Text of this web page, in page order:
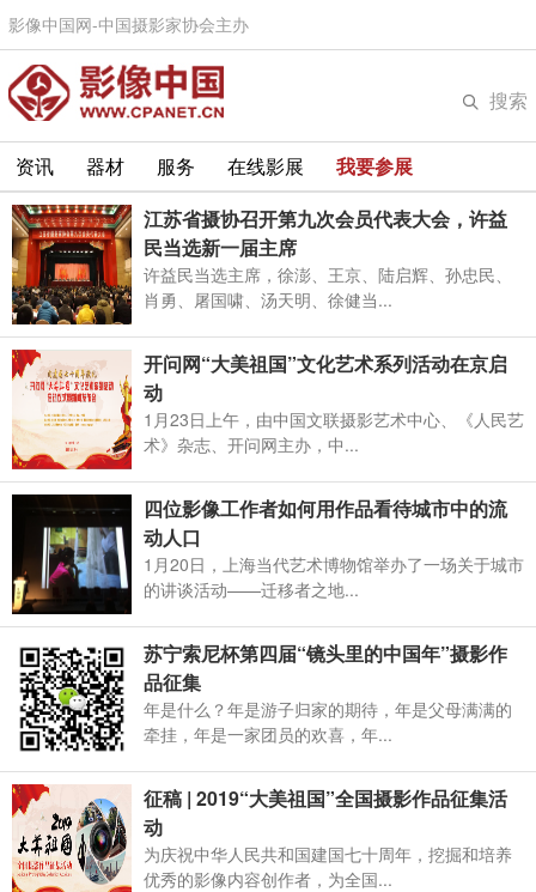
影像中国网-中国摄影家协会主办
搜索
资讯 器材 服务 在线影展
我要参展
江苏省摄协召开第九次会员代表大会，许益
民当选新一届主席
许益民当选主席，徐澎、王京、陆启辉、孙忠民、
肖勇、屠国啸、汤天明、徐健当...
开问网“大美祖国”文化艺术系列活动在京启
动
1月23日上午，由中国文联摄影艺术中心、《人民艺
术》杂志、开问网主办，中...
四位影像工作者如何用作品看待城市中的流
动人口
1月20日，上海当代艺术博物馆举办了一场关于城市
的讲谈活动——迁移者之地...
苏宁索尼杯第四届“镜头里的中国年”摄影作
品征集
年是什么？年是游子归家的期待，年是父母满满的
牵挂，年是一家团员的欢喜，年...
征稿 | 2019“大美祖国”全国摄影作品征集活
动
为庆祝中华人民共和国建国七十周年，挖掘和培养
优秀的影像内容创作者，为全国...